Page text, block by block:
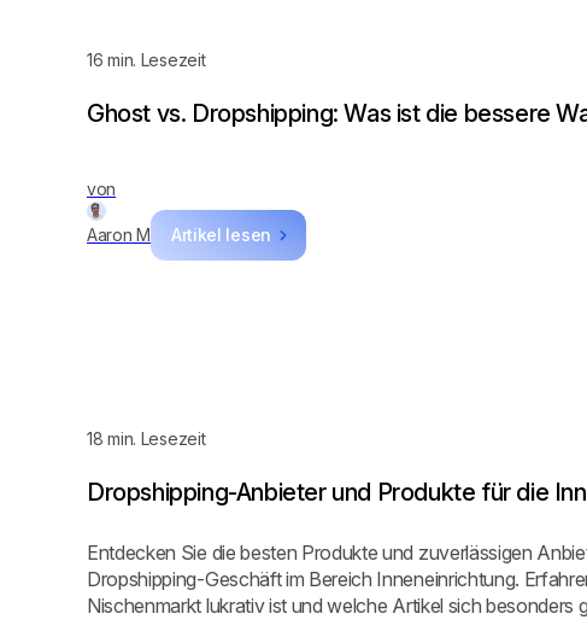
16 min. Lesezeit
von
Aaron M Artikel lesen
Ghost vs. Dropshipping: Was ist die bessere
18 min. Lesezeit
Dropshipping-Anbieter und Produkte für die
Entdecken Sie die besten Produkte und zuverlässigen
Dropshipping-Geschäft im Bereich Inneneinrichtung.
Nischenmarkt lukrativ ist und welche Artikel sich besonders